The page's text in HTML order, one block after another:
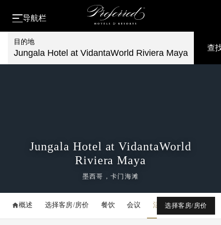
导航栏
目的地
Jungala Hotel at VidantaWorld Riviera Maya
查
Jungala Hotel at VidantaWorld
Riviera Maya
墨西哥，卡门海滩
概述 选择客房/房价 餐饮 会议 活动 媒体库
选择客房/房价